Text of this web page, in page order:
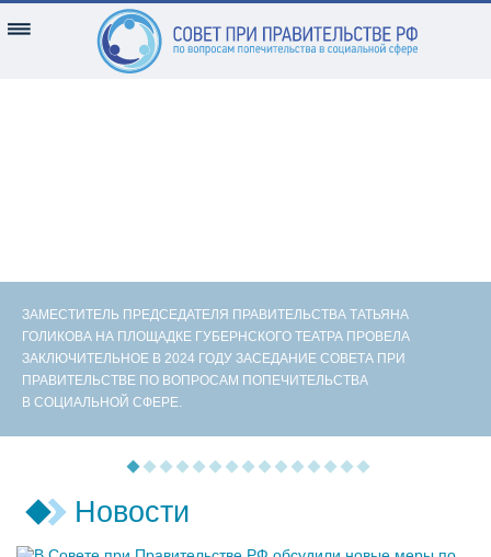
ЗАМЕСТИТЕЛЬ ПРЕДСЕДАТЕЛЯ ПРАВИТЕЛЬСТВА ТАТЬЯНА
ГОЛИКОВА НА ПЛОЩАДКЕ ГУБЕРНСКОГО ТЕАТРА ПРОВЕЛА
ЗАКЛЮЧИТЕЛЬНОЕ В 2024 ГОДУ ЗАСЕДАНИЕ СОВЕТА ПРИ
ПРАВИТЕЛЬСТВЕ ПО ВОПРОСАМ ПОПЕЧИТЕЛЬСТВА
В СОЦИАЛЬНОЙ СФЕРЕ.
Новости